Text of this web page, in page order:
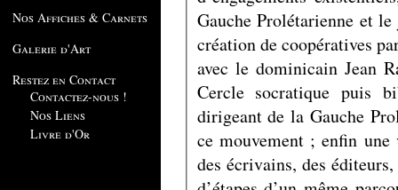
Nos Affiches & Carnets
Galerie d'Art
Restez en Contact
Contactez-nous !
Nos Liens
Livre d'Or
Gauche Prolétarienne et
création de coopératives
avec le dominicain Jean
Cercle socratique puis
dirigeant de la Gauche
ce mouvement ; enfin
des écrivains, des